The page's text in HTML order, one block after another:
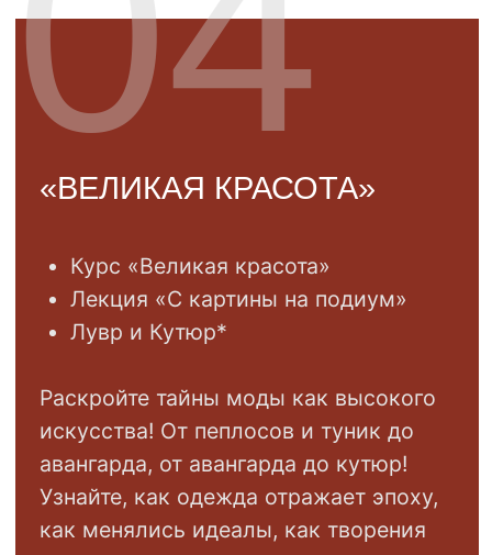
Для всех, кто тонко
чувствует прекрасное
и интересуется миром